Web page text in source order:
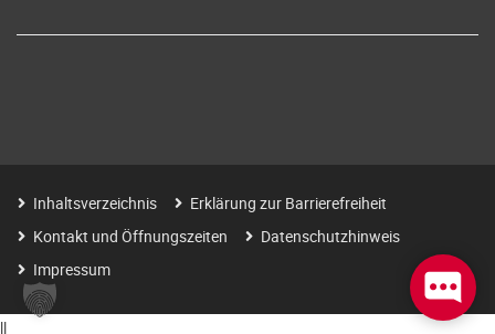
Inhaltsverzeichnis
Erklärung zur Barrierefreiheit
Kontakt und Öffnungszeiten
Datenschutzhinweis
Impressum
||